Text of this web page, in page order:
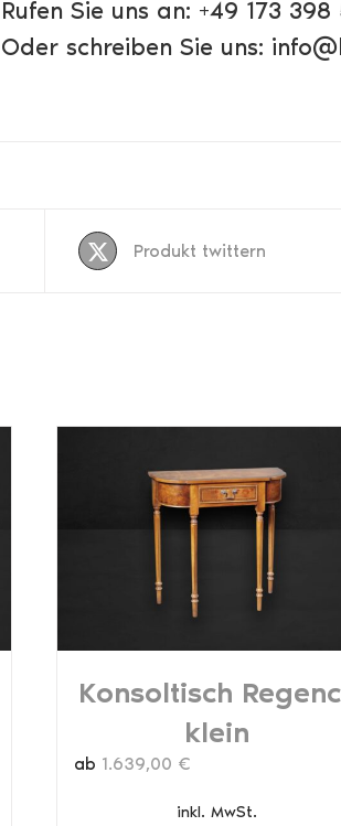
Rufen Sie uns an: +49 173
Oder schreiben Sie uns:
Produkt twittern
Konsoltisch
klein
ab 1.639,00 €
inkl. MwSt.